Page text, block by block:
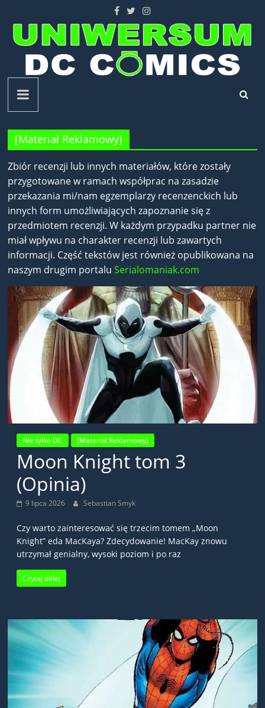
content
Uniwersum
DC
Comics
[Materiał Reklamowy]
Zbiór recenzji lub innych materiałów, które zostały
przygotowane w ramach współprac na zasadzie
przekazania mi/nam egzemplarzy recenzenckich lub
innych form umożliwiających zapoznanie się z
przedmiotem recenzji. W każdym przypadku partner nie
miał wpływu na charakter recenzji lub zawartych
informacji. Część tekstów jest również opublikowana na
naszym drugim portaluSerialomaniak.com
Nie tylko DC [Materiał Reklamowy]
Moon Knight tom 3
(Opinia)
9 lipca 2026 Sebastian Smyk
Czy warto zainteresować się trzecim tomem „Moon
Knight” eda MacKaya? Zdecydowanie! MacKay znowu
utrzymał genialny, wysoki poziom i po raz
Czytaj dalej